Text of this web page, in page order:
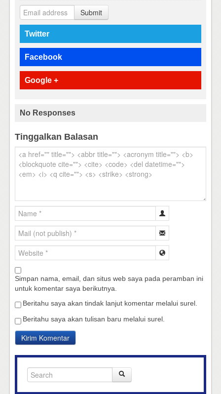
Submit
Twitter
Facebook
Google +
No Responses
Tinggalkan Balasan
Simpan nama, email, dan situs web saya pada peramban ini
untuk komentar saya berikutnya.
Beritahu saya akan tindak lanjut komentar melalui surel.
Beritahu saya akan tulisan baru melalui surel.